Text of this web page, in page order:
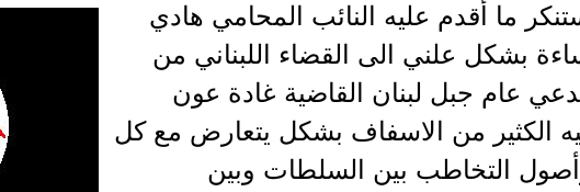
ما أقدم عليه النائب المحامي هادي
بشكل علني الى القضاء اللبناني من
عام جبل لبنان القاضية غادة عون
الكثير من الاسفاف بشكل يتعارض مع كل
وأصول التخاطب بين السلطات وبين